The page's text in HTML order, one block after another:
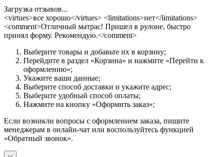
Загрузка отзывов...
<virtues>все хорошо</virtues> <limitations>нет</limitations>
<comment>Отличный матрас! Пришел в рулоне, быстро
принял форму. Рекомендую.</comment>
Выберите товары и добавьте их в корзину;
Перейдите в раздел «Корзина» и нажмите «Перейти к
оформлению»;
Укажите ваши данные;
Выберите способ доставки и укажите адрес;
Выберите удобный способ оплаты;
Нажмите на кнопку «Оформить заказ»;
Если возникли вопросы с оформлением заказа, пишите
менеджерам в онлайн-чат или воспользуйтесь функцией
«Обратный звонок».